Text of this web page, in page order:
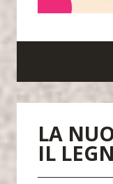
LA
IL